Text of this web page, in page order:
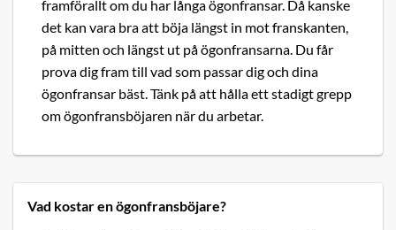
framförallt om du har långa ögonfransar. Då kanske
det kan vara bra att böja längst in mot franskanten,
på mitten och längst ut på ögonfransarna. Du får
prova dig fram till vad som passar dig och dina
ögonfransar bäst. Tänk på att hålla ett stadigt grepp
om ögonfransböjaren när du arbetar.
Vad kostar en ögonfransböjare?